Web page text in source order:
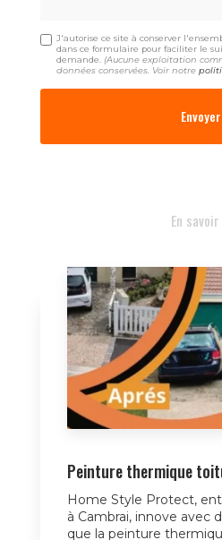
J'autorise ce site à conserver
dans ce formulaire pour faciliter le
demande. (Aucune exploitation
données conservées. Voir notre
En
Peinture thermique
Home Style Protect,
à Cambrai, innove avec
que la peinture